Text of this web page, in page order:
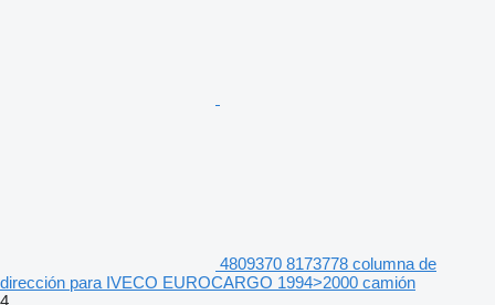
4809370 8173778 columna de
dirección para IVECO EUROCARGO 1994>2000 camión
4